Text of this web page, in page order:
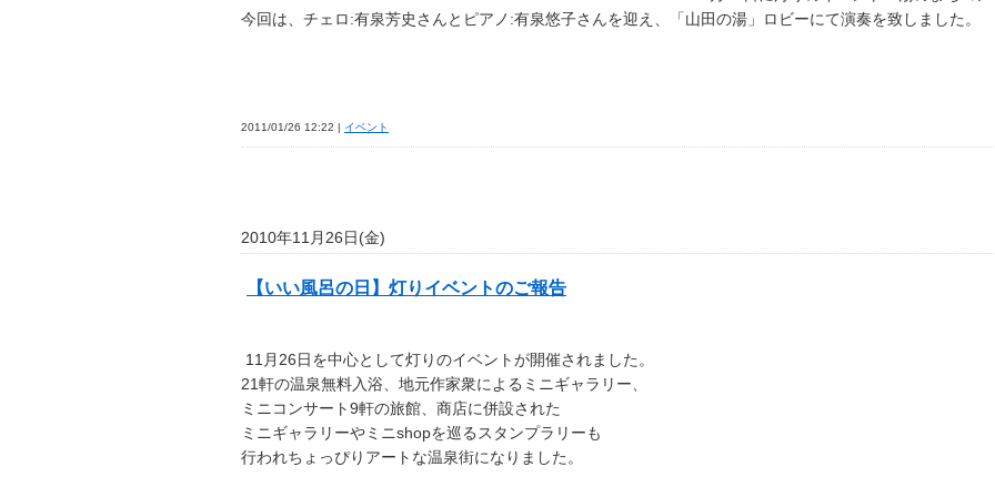
今回は、チェロ:有泉芳史さんとピアノ:有泉悠子さんを迎え、「山田の湯」ロビーにて演奏を致しました。
2011/01/26 12:22 | イベント
2010年11月26日(金)
【いい風呂の日】灯りイベントのご報告
11月26日を中心として灯りのイベントが開催されました。
21軒の温泉無料入浴、地元作家衆によるミニギャラリー、
ミニコンサート9軒の旅館、商店に併設された
ミニギャラリーやミニshopを巡るスタンプラリーも
行われちょっぴりアートな温泉街になりました。